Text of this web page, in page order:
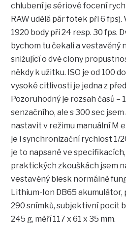
chlubení je sériové focení
RAW udělá pár fotek při 6 fps).
1920 body při 24 resp. 30 fps.
bychom tu čekali a vestavěný
snižující o dvě clony
někdy k užitku. ISO je od 100
vysoké citlivosti je jedna z
Pozoruhodný je rozsah časů –
senzačního, ale s 300 sec
nastavit v režimu manuální M
je i synchronizační rychlost 1/
je to napsané ve
praktických zkouškách jsem
vestavěný blesk normálně
Lithium-Ion DB65 akumulátor,
290 snímků, subjektivní pocit
245 g, měří 117 x 61 x 35 mm.